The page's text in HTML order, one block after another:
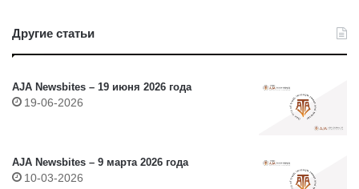
Другие статьи
AJA Newsbites – 19 июня 2026 года
19-06-2026
AJA Newsbites – 9 марта 2026 года
10-03-2026